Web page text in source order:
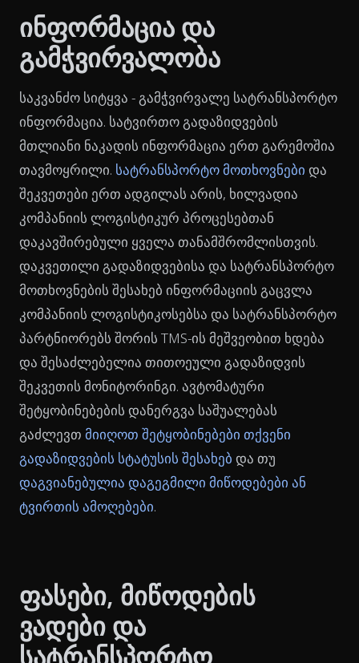
ინფორმაცია და
გამჭვირვალობა
საკვანძო სიტყვა - გამჭვირვალე სატრანსპორტო
ინფორმაცია. სატვირთო გადაზიდვების
მთლიანი ნაკადის ინფორმაცია ერთ გარემოშია
თავმოყრილი. სატრანსპორტო მოთხოვნები და
შეკვეთები ერთ ადგილას არის, ხილვადია
კომპანიის ლოგისტიკურ პროცესებთან
დაკავშირებული ყველა თანამშრომლისთვის.
დაკვეთილი გადაზიდვებისა და სატრანსპორტო
მოთხოვნების შესახებ ინფორმაციის გაცვლა
კომპანიის ლოგისტიკოსებსა და სატრანსპორტო
პარტნიორებს შორის TMS-ის მეშვეობით ხდება
და შესაძლებელია თითოეული გადაზიდვის
შეკვეთის მონიტორინგი. ავტომატური
შეტყობინებების დანერგვა საშუალებას
გაძლევთ მიიღოთ შეტყობინებები თქვენი
გადაზიდვების სტატუსის შესახებ და თუ
დაგვიანებულია დაგეგმილი მიწოდებები ან
ტვირთის ამოღებები.
ფასები, მიწოდების
ვადები და
სატრანსპორტო